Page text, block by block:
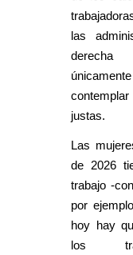
las
derecha
justas.
Las
de 2026
trabajo -
por
hoy hay
los